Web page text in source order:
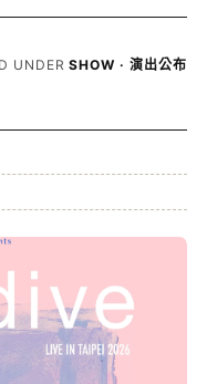
UNDERSHOW · 演出公布